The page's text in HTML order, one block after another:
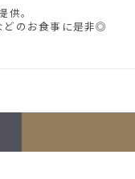
。
どのお食事に是非◎